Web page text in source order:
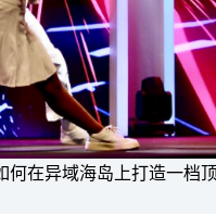
何在异域海岛上打造一档